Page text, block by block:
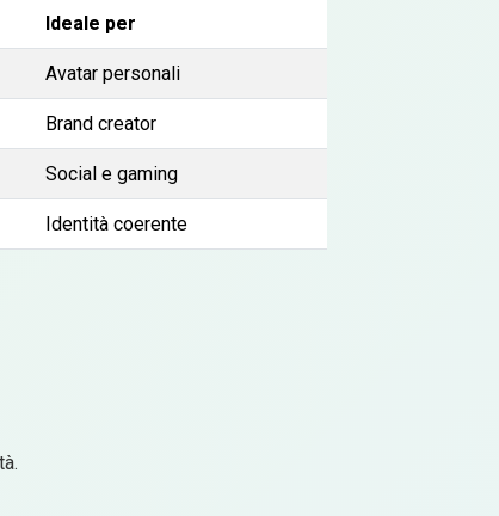
Ideale per
Avatar personali
Brand creator
Social e gaming
Identità coerente